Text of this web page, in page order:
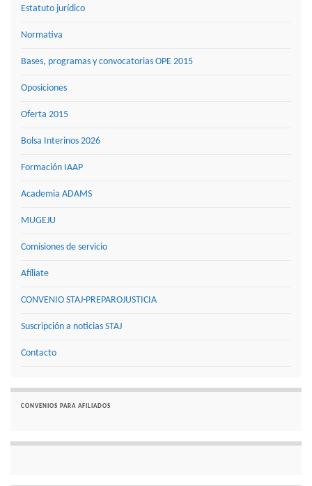
Estatuto jurídico
Normativa
Bases, programas y convocatorias OPE 2015
Oposiciones
Oferta 2015
Bolsa Interinos 2026
Formación IAAP
Academia ADAMS
MUGEJU
Comisiones de servicio
Afíliate
CONVENIO STAJ-PREPAROJUSTICIA
Suscripción a noticias STAJ
Contacto
CONVENIOS PARA AFILIADOS